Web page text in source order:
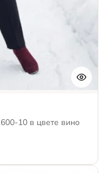
10 в цвете вино